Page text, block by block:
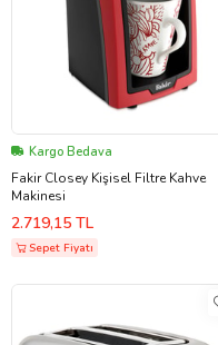
Kargo Bedava
Fakir Closey Kişisel Filtre Kahve
Makinesi
2.719,15 TL
Sepet Fiyatı